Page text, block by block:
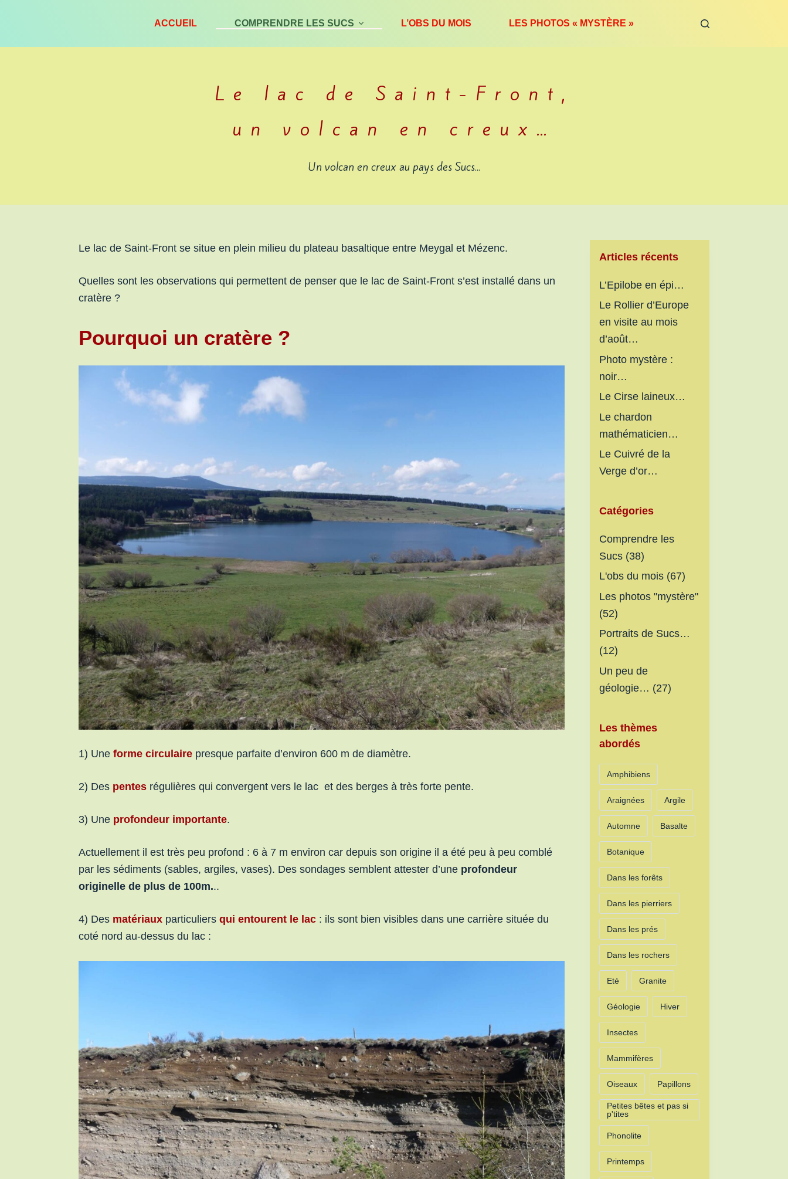
s
ACCUEIL COMPRENDRE LES SUCS L’OBS DU MOIS LES PHOTOS « MYSTÈRE »
Le lac de Saint-Front,
un volcan en creux…
Un volcan en creux au pays des Sucs...
Le lac de Saint-Front se situe en plein milieu du plateau basaltique entre Meygal et Mézenc.
Quelles sont les observations qui permettent de penser que le lac de Saint-Front s’est installé dans un
cratère ?
Pourquoi un cratère ?
1) Une forme circulaire presque parfaite d’environ 600 m de diamètre.
2) Des pentes régulières qui convergent vers le lac et des berges à très forte pente.
3) Une profondeur importante.
Actuellement il est très peu profond : 6 à 7 m environ car depuis son origine il a été peu à peu comblé
par les sédiments (sables, argiles, vases). Des sondages semblent attester d’une profondeur
originelle de plus de 100m...
4) Des matériaux particuliers qui entourent le lac : ils sont bien visibles dans une carrière située du
coté nord au-dessus du lac :
Articles récents
L’Epilobe en épi…
Le Rollier d’Europe
en visite au mois
d’août…
Photo mystère :
noir…
Le Cirse laineux…
Le chardon
mathématicien…
Le Cuivré de la
Verge d’or…
Catégories
Comprendre les
Sucs(38)
L'obs du mois(67)
Les photos "mystère"
(52)
Portraits de Sucs…
(12)
Un peu de
géologie… (27)
Les thèmes
abordés
Amphibiens
Araignées Argile
Automne Basalte
Botanique
Dans les forêts
Dans les pierriers
Dans les prés
Dans les rochers
Eté Granite
Géologie Hiver
Insectes
Mammifères
Oiseaux Papillons
Petites bêtes et pas si
p'tites
Phonolite
Printemps